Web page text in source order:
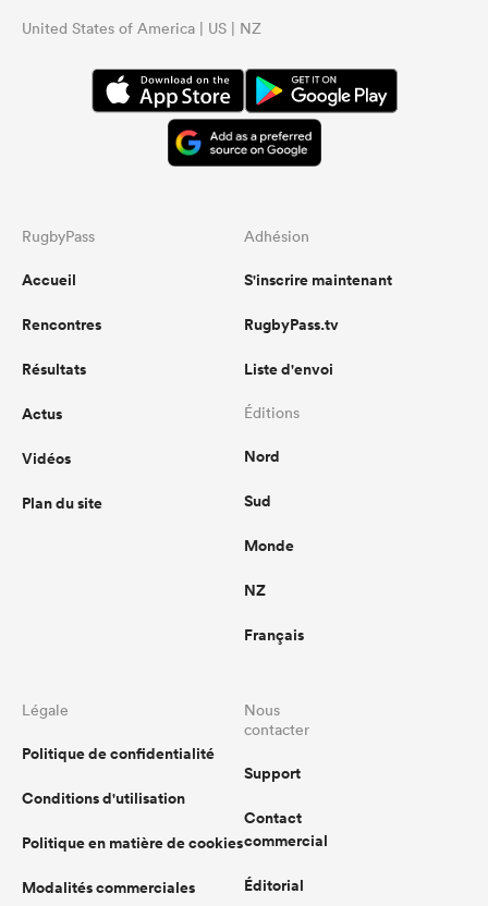
United States of America | US | NZ
RugbyPass
Accueil
Rencontres
Résultats
Actus
Vidéos
Plan du site
Adhésion
S'inscrire maintenant
RugbyPass.tv
Liste d'envoi
Éditions
Nord
Sud
Monde
NZ
Français
Légale
Politique de confidentialité
Conditions d'utilisation
Politique en matière de cookies
Modalités commerciales
Nous
contacter
Support
Contact
commercial
Éditorial